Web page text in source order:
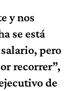
y nos
se está
pero
recorrer”,
de